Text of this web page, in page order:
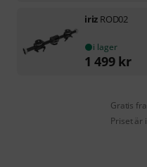
iriz ROD02
i lager
1 499 kr
Gratis
Priset är